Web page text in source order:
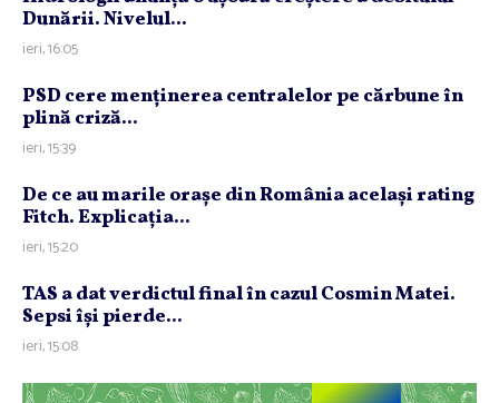
Dunării. Nivelul...
ieri, 16:05
PSD cere menţinerea centralelor pe cărbune în
plină criză...
ieri, 15:39
De ce au marile oraşe din România acelaşi rating
Fitch. Explicaţia...
ieri, 15:20
TAS a dat verdictul final în cazul Cosmin Matei.
Sepsi îşi pierde...
ieri, 15:08